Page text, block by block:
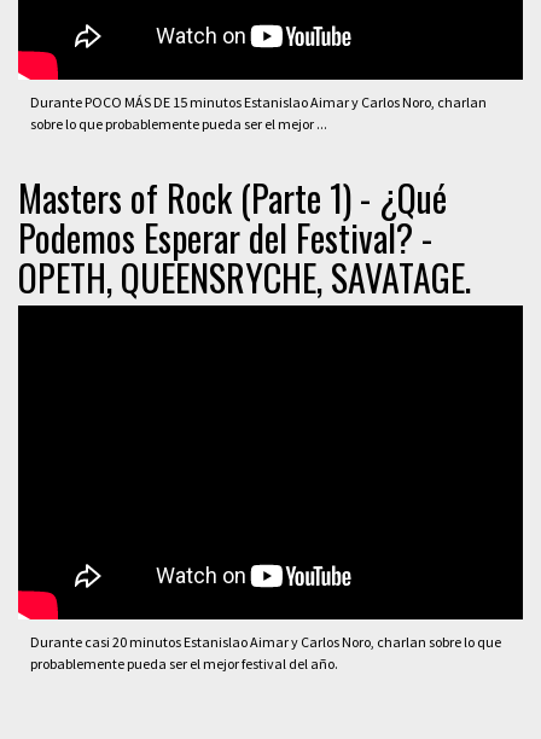
Durante POCO MÁS DE 15 minutos Estanislao Aimar y Carlos Noro, charlan
sobre lo que probablemente pueda ser el mejor ...
Masters of Rock (Parte 1) - ¿Qué
Podemos Esperar del Festival? -
OPETH, QUEENSRYCHE, SAVATAGE.
Durante casi 20 minutos Estanislao Aimar y Carlos Noro, charlan sobre lo que
probablemente pueda ser el mejor festival del año.